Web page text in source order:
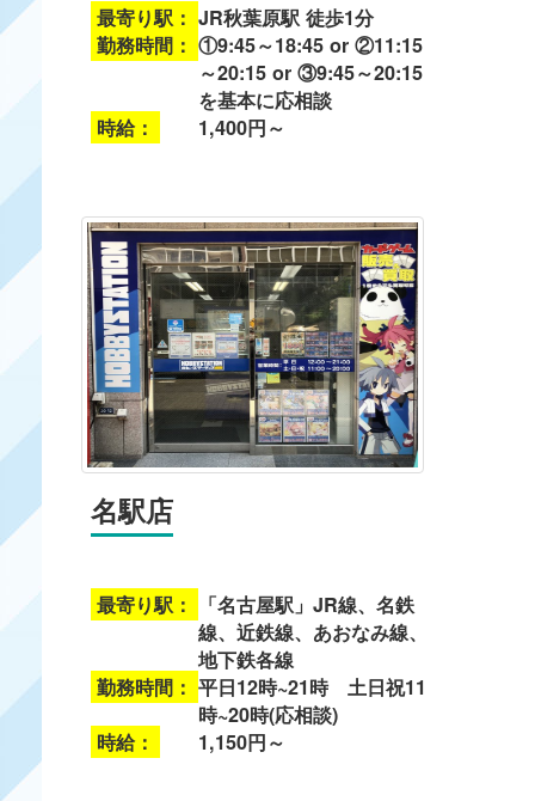
最寄り駅： JR秋葉原駅 徒歩1分
勤務時間： ①9:45～18:45 or ②11:15
～20:15 or ③9:45～20:15
を基本に応相談
時給：
1,400円～
名駅店
最寄り駅：
「名古屋駅」JR線、名鉄
線、近鉄線、あおなみ線、
地下鉄各線
勤務時間： 平日12時~21時 土日祝11
時~20時(応相談)
時給：
1,150円～